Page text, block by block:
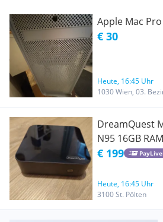
Apple Mac Pro
€ 30
Heute, 16:45 Uhr
1030 Wien, 03.
DreamQuest
N95 16GB
Dual LAN
€ 199
Heute, 16:45 Uhr
3100 St. Pölten